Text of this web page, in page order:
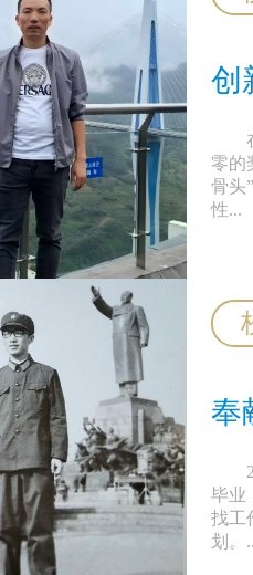
创
在
零的
骨头
性...
奉
毕业
找工
划。